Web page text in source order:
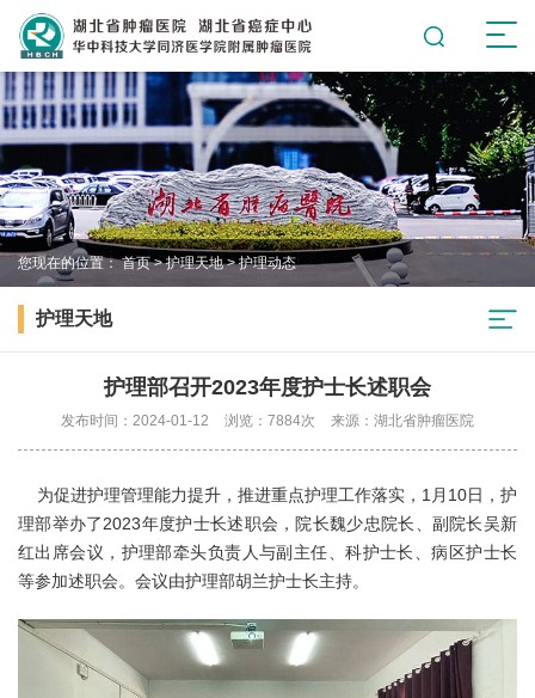
您现在的位置： 首页>护理天地>护理动态
护理天地
护理部召开2023年度护士长述职会
发布时间：2024-01-12 浏览：7884次 来源：湖北省肿瘤医院
为促进护理管理能力提升，推进重点护理工作落实，1月10日，护
理部举办了2023年度护士长述职会，院长魏少忠院长、副院长吴新
红出席会议，护理部牵头负责人与副主任、科护士长、病区护士长
等参加述职会。会议由护理部胡兰护士长主持。